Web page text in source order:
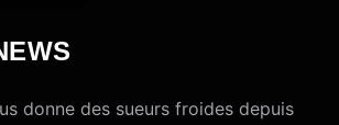
donne des sueurs froides depuis